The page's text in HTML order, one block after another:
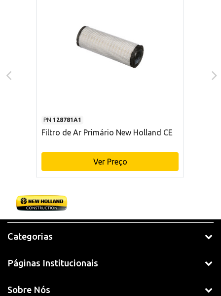
PN 128781A1
Filtro de Ar Primário New Holland CE
Ver Preço
Categorias
Páginas Institucionais
Sobre Nós